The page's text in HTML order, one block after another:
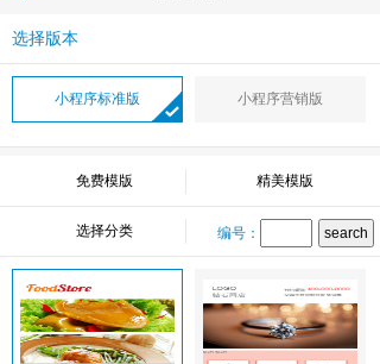
选择版本
小程序标准版 小程序营销版
免费模版 精美模版
选择分类 编号：